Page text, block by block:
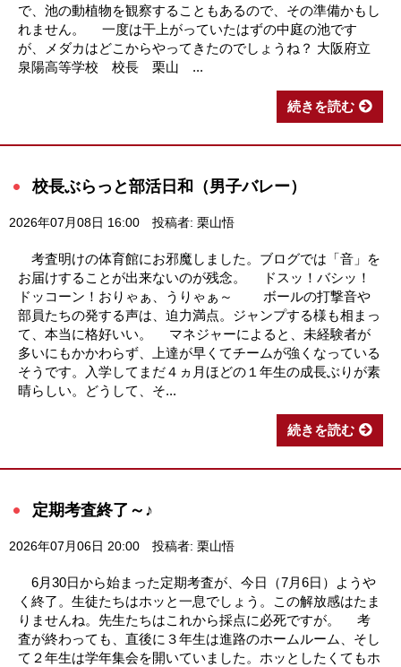
で、池の動植物を観察することもあるので、その準備かもし
れません。 一度は干上がっていたはずの中庭の池です
が、メダカはどこからやってきたのでしょうね？ 大阪府立
泉陽高等学校 校長 栗山 ...
続きを読む
校長ぶらっと部活日和（男子バレー）
2026年07月08日 16:00 投稿者: 栗山悟
考査明けの体育館にお邪魔しました。ブログでは「音」を
お届けすることが出来ないのが残念。 ドスッ！バシッ！
ドッコーン！おりゃぁ、うりゃぁ～ ボールの打撃音や
部員たちの発する声は、迫力満点。ジャンプする様も相まっ
て、本当に格好いい。 マネジャーによると、未経験者が
多いにもかかわらず、上達が早くてチームが強くなっている
そうです。入学してまだ４ヵ月ほどの１年生の成長ぶりが素
晴らしい。どうして、そ...
続きを読む
定期考査終了～♪
2026年07月06日 20:00 投稿者: 栗山悟
6月30日から始まった定期考査が、今日（7月6日）ようや
く終了。生徒たちはホッと一息でしょう。この解放感はたま
りませんね。先生たちはこれから採点に必死ですが。 考
査が終わっても、直後に３年生は進路のホームルーム、そし
て２年生は学年集会を開いていました。ホッとしたくてもホ